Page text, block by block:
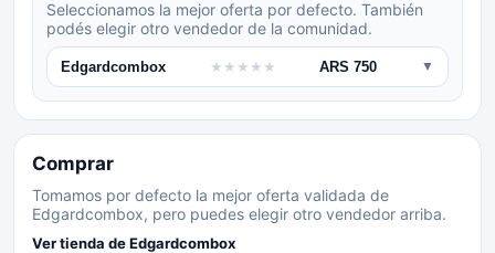
Seleccionamos la mejor oferta por defecto. También
podés elegir otro vendedor de la comunidad.
Edgardcombox ★ ★ ★ ★ ★ ARS 750 ▼
Comprar
Tomamos por defecto la mejor oferta validada de
Edgardcombox, pero puedes elegir otro vendedor arriba.
Ver tienda deEdgardcombox